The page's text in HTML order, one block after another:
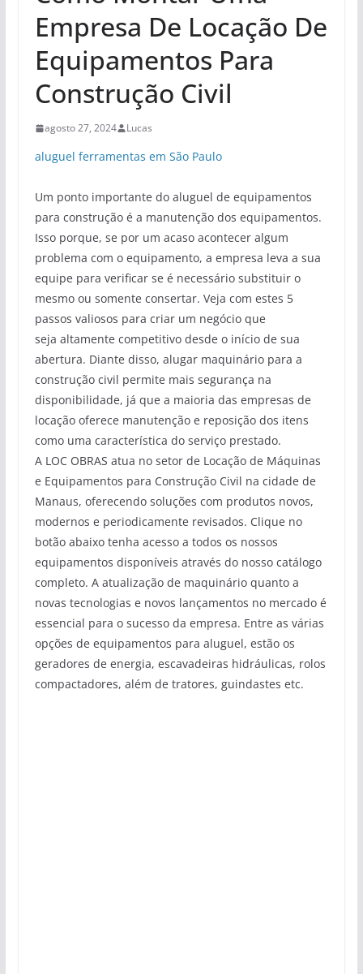
Empresa De Locação De
Equipamentos Para
Construção Civil
agosto 27, 2024 Lucas
aluguel ferramentas em São Paulo
Um ponto importante do aluguel de equipamentos
para construção é a manutenção dos equipamentos.
Isso porque, se por um acaso acontecer algum
problema com o equipamento, a empresa leva a sua
equipe para verificar se é necessário substituir o
mesmo ou somente consertar. Veja com estes 5
passos valiosos para criar um negócio que
seja altamente competitivo desde o início de sua
abertura. Diante disso, alugar maquinário para a
construção civil permite mais segurança na
disponibilidade, já que a maioria das empresas de
locação oferece manutenção e reposição dos itens
como uma característica do serviço prestado.
A LOC OBRAS atua no setor de Locação de Máquinas
e Equipamentos para Construção Civil na cidade de
Manaus, oferecendo soluções com produtos novos,
modernos e periodicamente revisados. Clique no
botão abaixo tenha acesso a todos os nossos
equipamentos disponíveis através do nosso catálogo
completo. A atualização de maquinário quanto a
novas tecnologias e novos lançamentos no mercado é
essencial para o sucesso da empresa. Entre as várias
opções de equipamentos para aluguel, estão os
geradores de energia, escavadeiras hidráulicas, rolos
compactadores, além de tratores, guindastes etc.